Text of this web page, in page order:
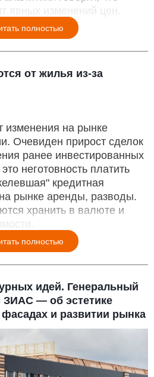
явных изменений цен.
полностью
от жилья из-за
изменения на рынке
Очевиден прирост сделок
ранее инвестированных
неготовность платить
кредитная
рынке аренды, разводы.
хранить в валюте и
полностью
идей. Генеральный
ЗИАС — об эстетике
и развитии рынка